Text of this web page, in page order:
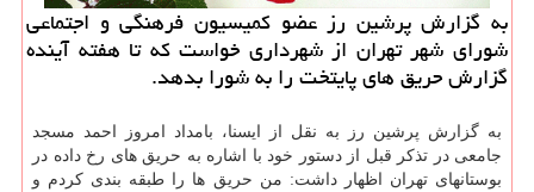
به گزارش پرشین رز عضو كمیسیون فرهنگی و اجتماعی
شورای شهر تهران از شهرداری خواست كه تا هفته آینده
گزارش حریق های پایتخت را به شورا بدهد.
به گزارش پرشین رز به نقل از ایسنا، بامداد امروز احمد مسجد
جامعی در تذکر قبل از دستور خود با اشاره به حریق های رخ داده در
بوستانهای تهران اظهار داشت: من حریق ها را طبقه بندی کردم و